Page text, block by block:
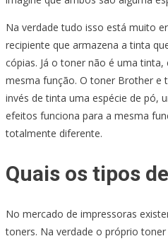
Na verdade tudo isso está muito
recipiente que armazena a tinta
cópias. Já o toner não é uma
mesma função. O toner Brother e
invés de tinta uma espécie de pó,
efeitos funciona para a mesma
totalmente diferente.
Quais os tipos
No mercado de impressoras
toners. Na verdade o próprio